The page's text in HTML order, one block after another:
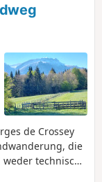
de Crossey
die
technische